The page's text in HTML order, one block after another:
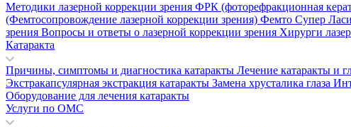
Методики лазерной коррекции зрения ФРК (фоторефракционная
(Фемтосопровождение лазерной коррекции зрения) Фемто Супер
зрения Вопросы и ответы о лазерной коррекции зрения Хирурги
Катаракта
Причины, симптомы и диагностика катаракты Лечение катаракты и
Экстракапсулярная экстракция катаракты Замена хрусталика глаза
Оборудование для лечения катаракты
Услуги по ОМС